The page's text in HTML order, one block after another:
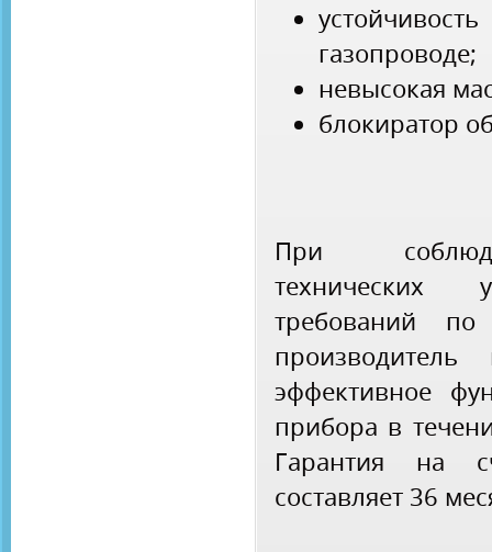
газопроводе;
невысокая
блокиратор
При
технических
требований
эффективное
прибора в
Гарантия на
составляет 36